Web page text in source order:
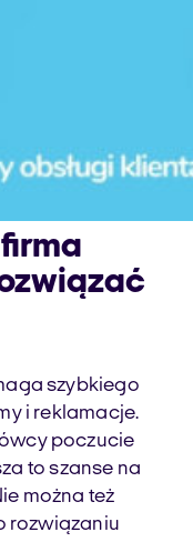
szybkiego
i reklamacje.
poczucie
to szanse na
można też
rozwiązaniu